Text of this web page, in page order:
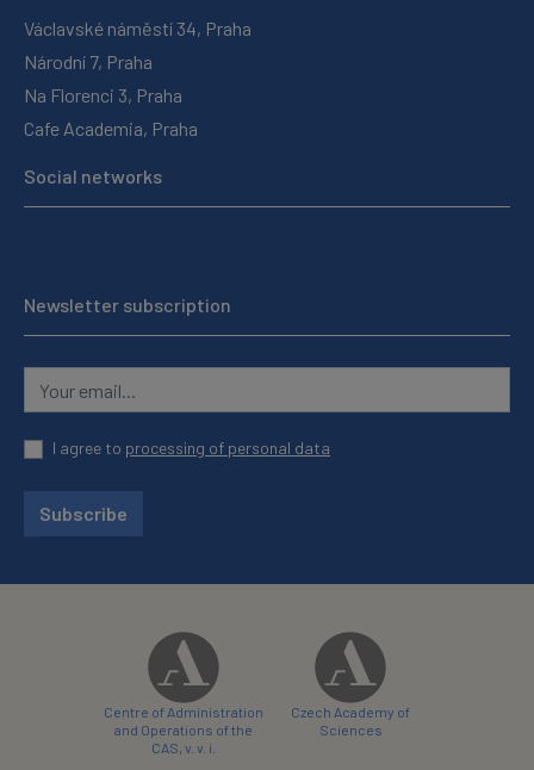
Václavské náměstí 34, Praha
Národní 7, Praha
Na Florenci 3, Praha
Cafe Academia, Praha
Social networks
Newsletter subscription
I agree to processing of personal data
Subscribe
Centre of Administration
and Operations of the
CAS, v. v. i.
Czech Academy of
Sciences